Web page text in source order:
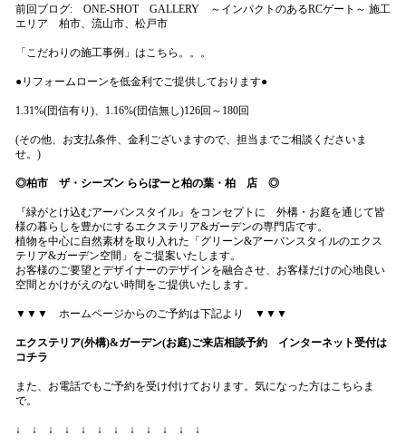
前回ブログ: ONE-SHOT GALLERY ～インパクトのあるRCゲート～ 施工
エリア 柏市、流山市、松戸市
「こだわりの施工事例」はこちら。。。
●リフォームローンを低金利でご提供しております●
1.31%(団信有り)、1.16%(団信無し)126回～180回
(その他、お支払条件、金利ございますので、担当までご相談くださいま
せ。)
◎柏市 ザ・シーズン ららぽーと柏の葉・柏 店 ◎
『緑がとけ込むアーバンスタイル』をコンセプトに 外構・お庭を通じて皆
様の暮らしを豊かにするエクステリア&ガーデンの専門店です。
植物を中心に自然素材を取り入れた「グリーン&アーバンスタイルのエクス
テリア&ガーデン空間」をご提案いたします。
お客様のご要望とデザイナーのデザインを融合させ、お客様だけの心地良い
空間とかけがえのない時間をご提供いたします。
▼▼▼ ホームページからのご予約は下記より ▼▼▼
エクステリア(外構)&ガーデン(お庭)ご来店相談予約 インターネット受付は
コチラ
また、お電話でもご予約を受け付けております。気になった方はこちらま
で。
↓ ↓ ↓ ↓ ↓ ↓ ↓ ↓ ↓ ↓ ↓ ↓